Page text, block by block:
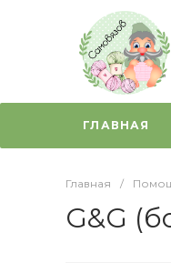
ГЛАВНАЯ
Главная /
G&G